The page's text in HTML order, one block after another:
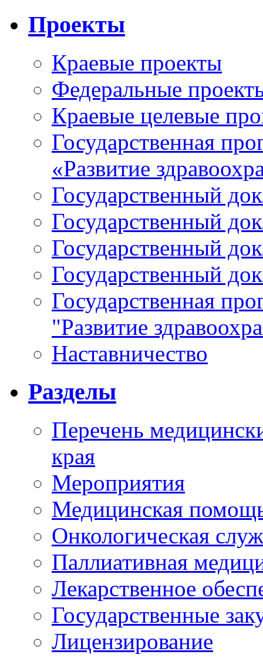
Проекты
Краевые проекты
Федеральные
Краевые целевые
Государственная
«Развитие
Государственный
Государственный
Государственный
Государственный
Государственная
"Развитие
Наставничество
Разделы
Перечень
края
Мероприятия
Медицинская
Онкологическая
Паллиативная
Лекарственное
Государственные
Лицензирование